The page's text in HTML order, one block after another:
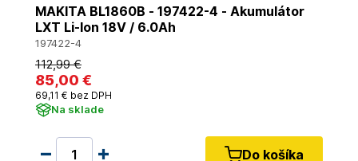
MAKITA BL1860B - 197422-4 - Akumulátor
LXT Li-Ion 18V / 6.0Ah
197422-4
112,99 €
85,00 €
69,11 € bez DPH
Na sklade
Do košíka